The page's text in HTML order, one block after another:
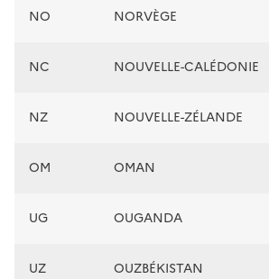
NO NORVÈGE
NC NOUVELLE-CALÉDONIE
NZ NOUVELLE-ZÉLANDE
OM OMAN
UG OUGANDA
UZ OUZBÉKISTAN